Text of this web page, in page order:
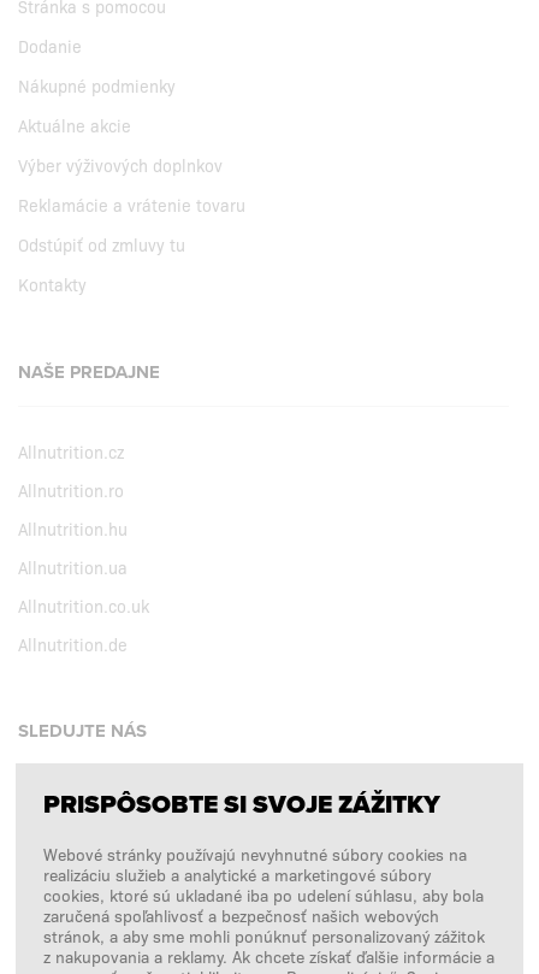
Stránka s pomocou
Dodanie
Nákupné podmienky
Aktuálne akcie
Výber výživových doplnkov
Reklamácie a vrátenie tovaru
Odstúpiť od zmluvy tu
Kontakty
NAŠE PREDAJNE
Allnutrition.cz
Allnutrition.ro
Allnutrition.hu
Allnutrition.ua
Allnutrition.co.uk
Allnutrition.de
SLEDUJTE NÁS
Facebook
Instagram
Copyright © 2026 SFD S. A.
PRISPÔSOBTE SI SVOJE ZÁŽITKY
Webové stránky používajú nevyhnutné súbory cookies na
realizáciu služieb a analytické a marketingové súbory
cookies, ktoré sú ukladané iba po udelení súhlasu, aby bola
zaručená spoľahlivosť a bezpečnosť našich webových
stránok, a aby sme mohli ponúknuť personalizovaný zážitok
z nakupovania a reklamy. Ak chcete získať ďalšie informácie a